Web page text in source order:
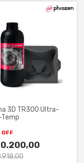
3D TR300 Ultra-
Temp
OFF